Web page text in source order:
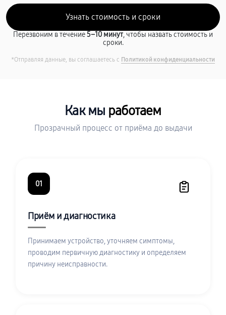
Перезвоним в течение5–10 минут, чтобы назвать стоимость и
сроки.
*Отправляя данные, вы соглашаетесь с Политикой конфиденциальности
Как мы работаем
Прозрачный процесс от приёма до выдачи
01
Приём и диагностика
Принимаем устройство, уточняем симптомы,
проводим первичную диагностику и определяем
причину неисправности.